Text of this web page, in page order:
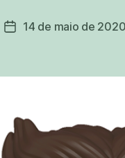
Data14 de maio de 2020